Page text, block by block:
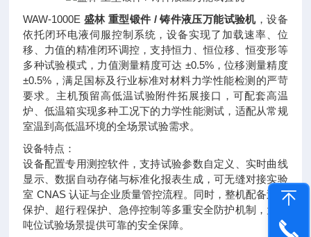
WAW-1000E 盛林 重型锻件 / 铸件液压万能试验机，设备
依托闭环电液伺服控制系统，设备实现了加载速率、位
移、力值的精准闭环调控，支持恒力、恒位移、恒变形等
多种试验模式，力值测量精度可达 ±0.5%，位移测量精度
±0.5%，满足国标及行业标准对材料力学性能检测的严苛
要求。主机预留高低温试验附件拓展接口，可配套高温
炉、低温箱实现多种工况下的力学性能测试，适配从常规
室温到高低温环境的全场景试验需求。
设备特点：
设备配置专用测控软件，支持试验参数自定义、实时曲线
显示、数据自动存储与标准化报表生成，可无缝对接实验
室 CNAS 认证与企业质量管控流程。同时，整机配备过载
保护、超行程保护、急停控制等多重安全防护机制，为大
吨位试验场景提供可靠的安全保障。